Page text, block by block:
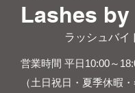
Lashes by
ラッシュバイド
営業時間 平日10:00～
（土日祝日・夏季休暇